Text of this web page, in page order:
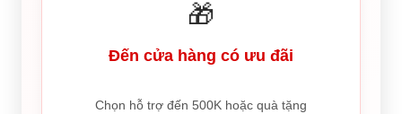
🎁
Đến cửa hàng có ưu đãi
Chọn hỗ trợ đến 500K hoặc quà tặng